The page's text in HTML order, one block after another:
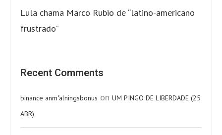
Lula chama Marco Rubio de “latino-americano
frustrado”
Recent Comments
binance anm"alningsbonus on UM PINGO DE LIBERDADE (25
ABR)